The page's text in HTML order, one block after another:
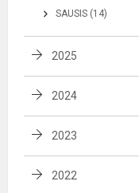
SAUSIS (14)
2025
2024
2023
2022